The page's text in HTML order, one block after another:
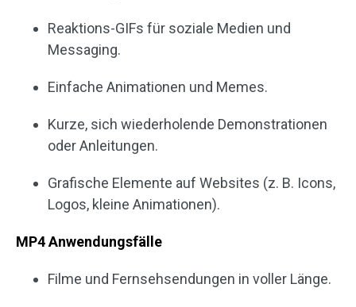
Reaktions-GIFs für soziale Medien und
Messaging.
Einfache Animationen und Memes.
Kurze, sich wiederholende Demonstrationen
oder Anleitungen.
Grafische Elemente auf Websites (z. B. Icons,
Logos, kleine Animationen).
MP4 Anwendungsfälle
Filme und Fernsehsendungen in voller Länge.